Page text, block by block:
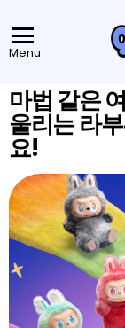
Menu
마법 같은
울리는 라
요!